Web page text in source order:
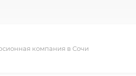
компания в Сочи